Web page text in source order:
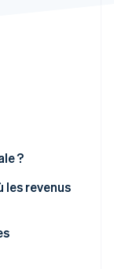
?
les revenus